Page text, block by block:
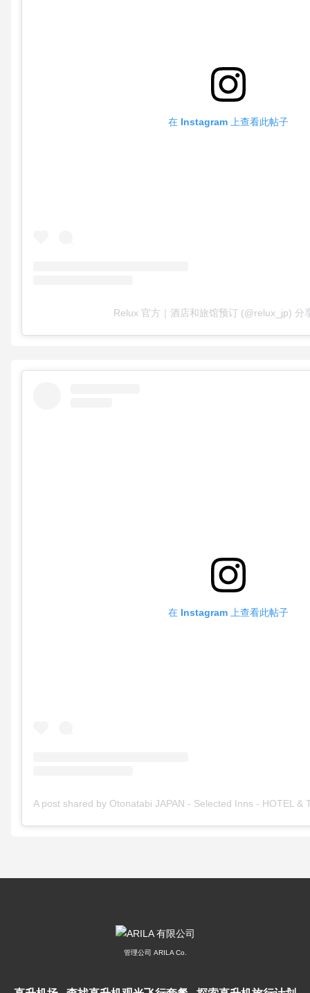
在 Instagram 上查看此帖子
Relux 官方｜酒店和旅馆预订 (@relux_jp) 分
在 Instagram 上查看此帖子
A post shared by Otonatabi JAPAN - Selected Inns - HOTEL &
管理公司 ARILA Co.